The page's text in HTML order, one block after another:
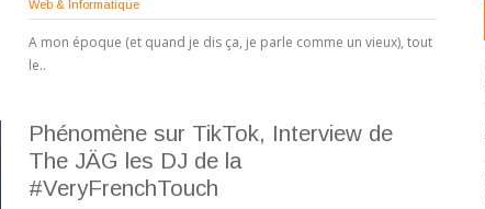
Web & Informatique
A mon époque (et quand je dis ça, je parle comme un vieux), tout
le..
Phénomène sur TikTok, Interview de
The JÄG les DJ de la
#VeryFrenchTouch